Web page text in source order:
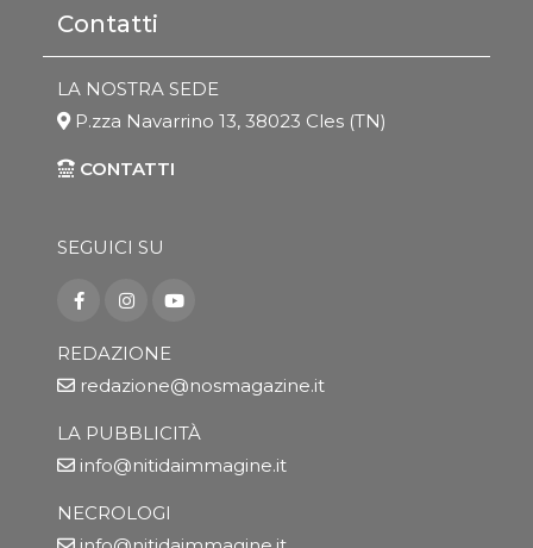
Contatti
LA NOSTRA SEDE
P.zza Navarrino 13, 38023 Cles (TN)
CONTATTI
SEGUICI SU
REDAZIONE
redazione@nosmagazine.it
LA PUBBLICITÀ
info@nitidaimmagine.it
NECROLOGI